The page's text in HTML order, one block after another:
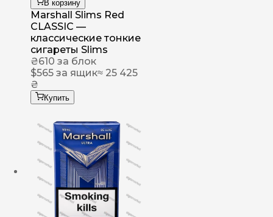
В корзину
Marshall Slims Red
CLASSIC —
классические тонкие
сигареты Slims
₴610 за блок
$565 за ящик≈ 25 425
₴
Купить